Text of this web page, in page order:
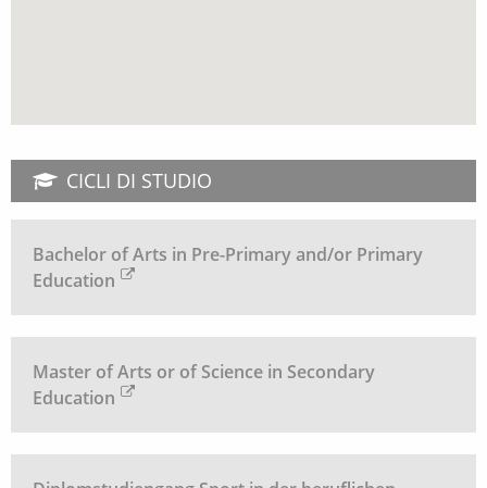
CICLI DI STUDIO
Bachelor of Arts in Pre-Primary and/or Primary
Education
Master of Arts or of Science in Secondary
Education